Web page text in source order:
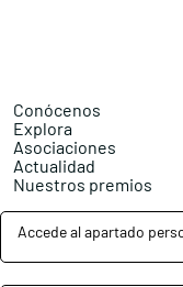
Conócenos
Explora
Asociaciones
Actualidad
Nuestros premios
Accede al apartado